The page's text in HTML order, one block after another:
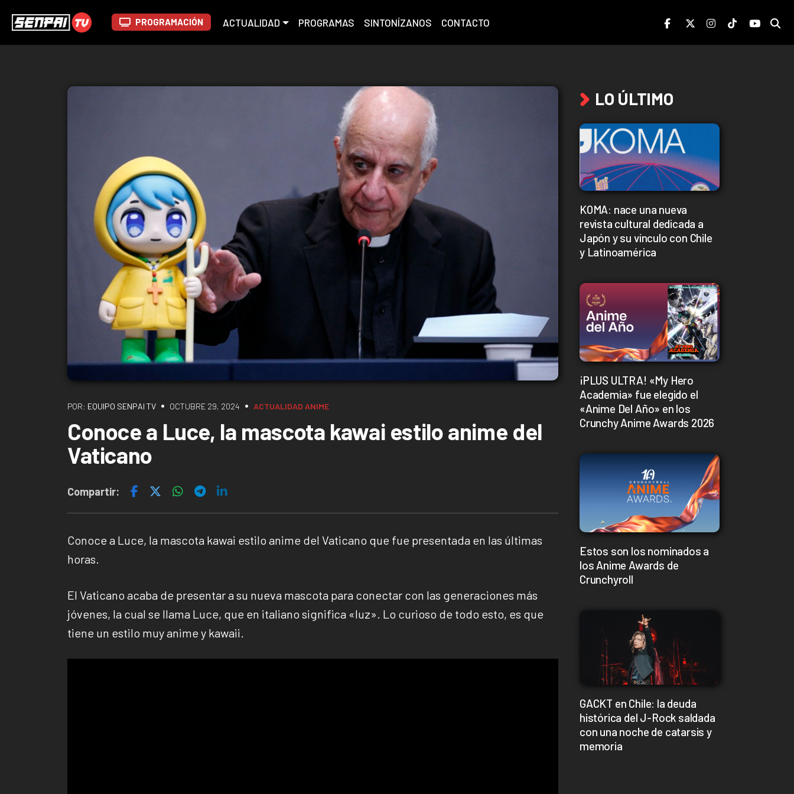
PROGRAMACIÓN ACTUALIDAD PROGRAMAS SINTONÍZANOS CONTACTO
POR: EQUIPO SENPAI TV • OCTUBRE 29, 2024 • ACTUALIDAD ANIME
Conoce a Luce, la mascota kawai estilo anime del
Vaticano
Compartir:
Conoce a Luce, la mascota kawai estilo anime del Vaticano que fue presentada en las últimas
horas.
El Vaticano acaba de presentar a su nueva mascota para conectar con las generaciones más
jóvenes, la cual se llama Luce, que en italiano significa «luz». Lo curioso de todo esto, es que
tiene un estilo muy anime y kawaii.
LO ÚLTIMO
KOMA: nace una nueva
revista cultural dedicada a
Japón y su vínculo con Chile
y Latinoamérica
¡PLUS ULTRA! «My Hero
Academia» fue elegido el
«Anime Del Año» en los
Crunchy Anime Awards 2026
Estos son los nominados a
los Anime Awards de
Crunchyroll
GACKT en Chile: la deuda
histórica del J-Rock saldada
con una noche de catarsis y
memoria